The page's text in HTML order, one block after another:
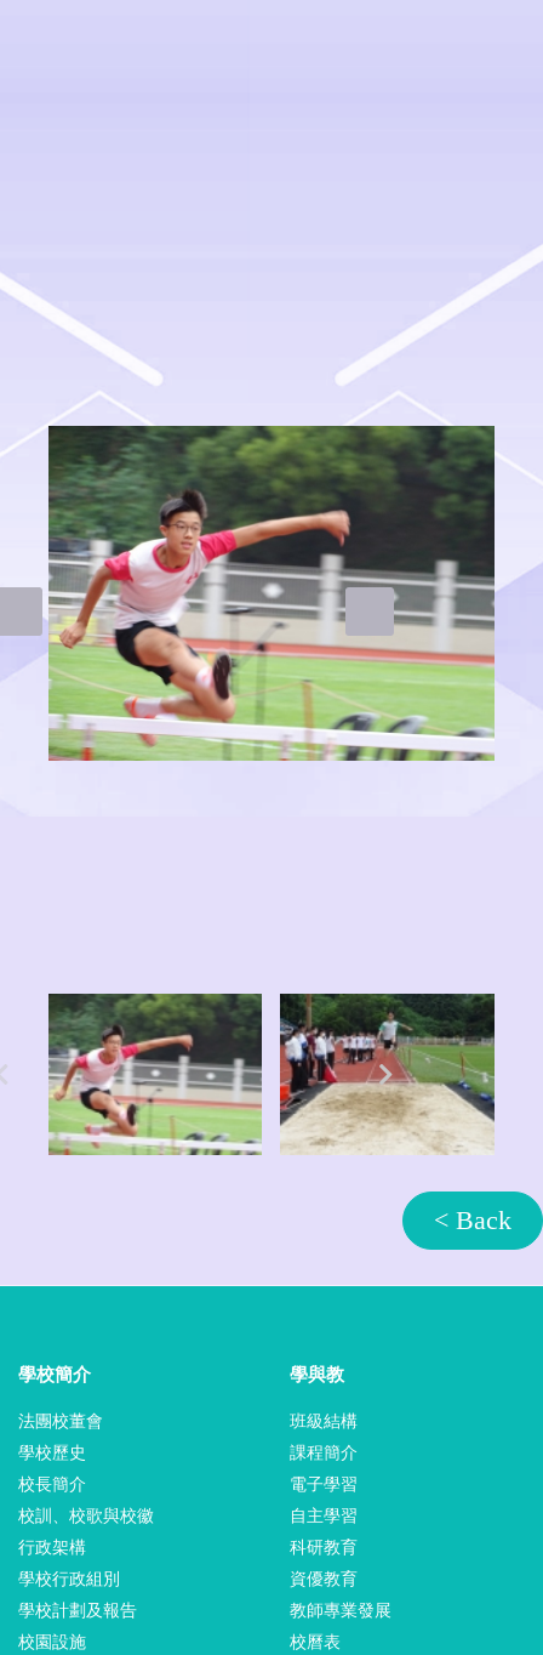
< Back
學校簡介
法團校董會
學校歷史
校長簡介
校訓、校歌與校徽
行政架構
學校行政組別
學校計劃及報告
校園設施
學與教
班級結構
課程簡介
電子學習
自主學習
科研教育
資優教育
教師專業發展
校曆表